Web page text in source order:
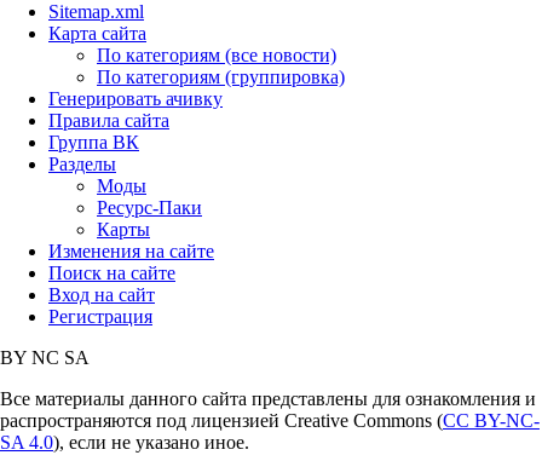
Sitemap.xml
Карта сайта
По категориям (все новости)
По категориям (группировка)
Генерировать ачивку
Правила сайта
Группа ВК
Разделы
Моды
Ресурс-Паки
Карты
Изменения на сайте
Поиск на сайте
Вход на сайт
Регистрация
BY NC SA
Все материалы данного сайта представлены для ознакомления и
распространяются под лицензией Creative Commons (CC BY-NC-
SA 4.0), если не указано иное.